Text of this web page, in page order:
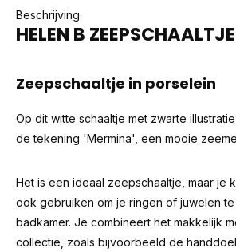
Beschrijving
HELEN B
Zeepschaaltje in porselein
Op dit witte schaaltje met zwarte
de tekening 'Mermina', een mooie
Het is een ideaal zeepschaaltje, maar je
ook gebruiken om je ringen of juwelen
badkamer. Je combineert het makkelijk
collectie, zoals bijvoorbeeld de